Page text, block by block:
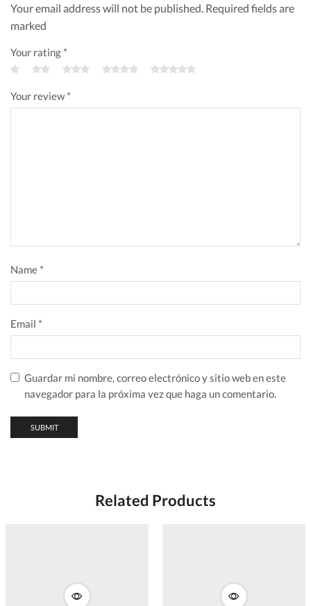
Your email address will not be published. Required fields are
marked
Your rating *
Your review*
Name *
Email *
Guardar mi nombre, correo electrónico y sitio web en este
navegador para la próxima vez que haga un comentario.
Related Products